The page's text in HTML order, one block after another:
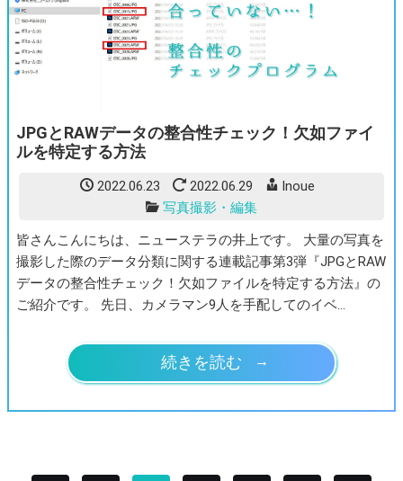
JPGとRAWデータの整合性チェック！欠如ファイ
ルを特定する方法
2022.06.23 2022.06.29
Inoue
写真撮影・編集
皆さんこんにちは、ニューステラの井上です。 大量の写真を
撮影した際のデータ分類に関する連載記事第3弾『JPGとRAW
データの整合性チェック！欠如ファイルを特定する方法』の
ご紹介です。 先日、カメラマン9人を手配してのイベ…
続きを読む